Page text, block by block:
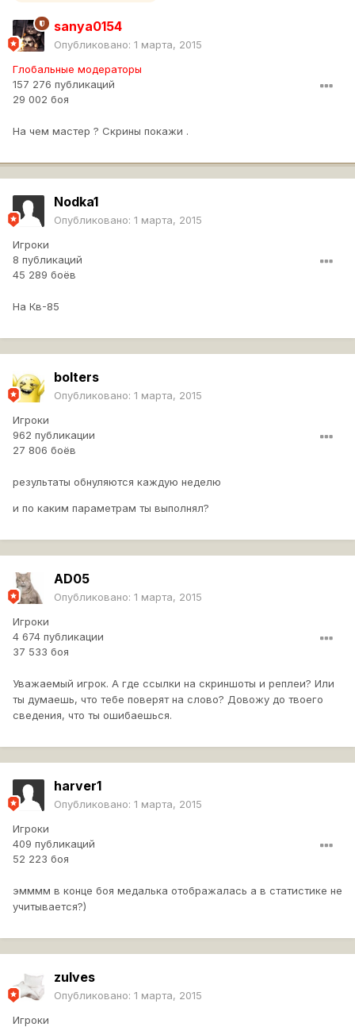
sanya0154
Опубликовано: 1 марта, 2015
Глобальные модераторы
157 276 публикаций
29 002 боя
На чем мастер ? Скрины покажи .
Nodka1
Опубликовано: 1 марта, 2015
Игроки
8 публикаций
45 289 боёв
На Кв-85
bolters
Опубликовано: 1 марта, 2015
Игроки
962 публикации
27 806 боёв
результаты обнуляются каждую неделю
и по каким параметрам ты выполнял?
AD05
Опубликовано: 1 марта, 2015
Игроки
4 674 публикации
37 533 боя
Уважаемый игрок. А где ссылки на скриншоты и реплеи? Или
ты думаешь, что тебе поверят на слово? Довожу до твоего
сведения, что ты ошибаешься.
harver1
Опубликовано: 1 марта, 2015
Игроки
409 публикаций
52 223 боя
эмммм в конце боя медалька отображалась а в статистике не
учитывается?)
zulves
Опубликовано: 1 марта, 2015
Игроки